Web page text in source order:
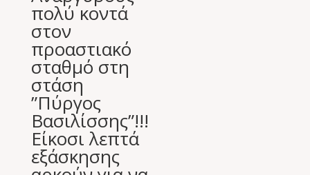
πολύ κοντά
στον
προαστιακό
σταθμό στη
στάση
”Πύργος
Βασιλίσσης”!!!
Είκοσι λεπτά
εξάσκησης